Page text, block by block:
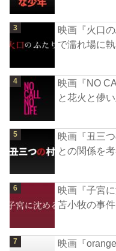
映画『火口
で濡れ場に
映画『NO
と花火と儚
映画『丑三
との関係を
映画『子宮
苫小牧の事
映画『